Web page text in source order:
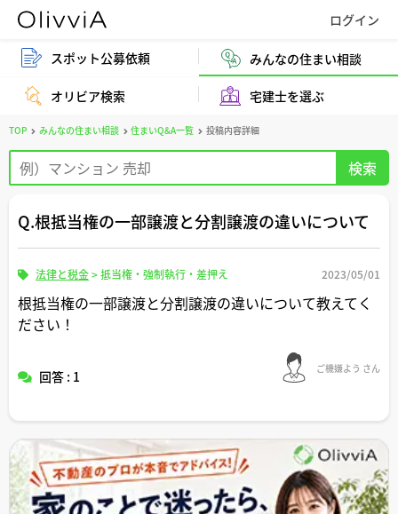
スポット公募依頼 みんなの住まい相談
オリビア検索 宅建士を選ぶ
TOP みんなの住まい相談 住まいQ&A一覧 投稿内容詳細
Q.根抵当権の一部譲渡と分割譲渡の違いについて
法律と税金>抵当権・強制執行・差押え 2023/05/01
根抵当権の一部譲渡と分割譲渡の違いについて教えてく
ださい！
回答 : 1 ご機嫌よう さん